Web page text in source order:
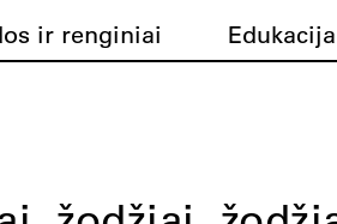
ir renginiai Edukacija